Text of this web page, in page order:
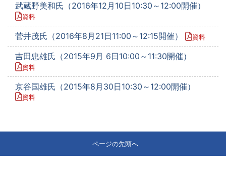
武蔵野美和氏（2016年12月10日10:30～12:00開催）
資料
菅井茂氏（2016年8月21日11:00～12:15開催） 資料
吉田忠雄氏（2015年9月 6日10:00～11:30開催）
資料
京谷国雄氏（2015年8月30日10:30～12:00開催）
資料
ページの先頭へ